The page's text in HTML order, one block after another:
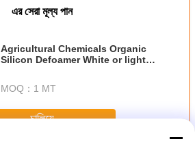
এর সেরা মূল্য পান
Agricultural Chemicals Organic
Silicon Defoamer White or light
MOQ： 1 MT
চালিয়ে